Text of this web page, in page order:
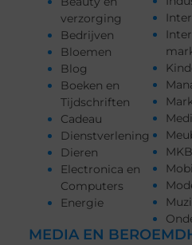
verzorging
Bedrijven
Bloemen
Blog
Boeken en
Tijdschriften
Cadeau
Dienstverlening
Dieren
Electronica en
Computers
Energie
MKB
MEDIA EN